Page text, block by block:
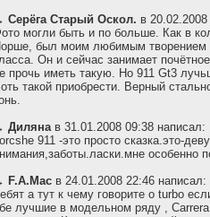
Серёга Старый Оскол. в
могли быть и по больше. Как в
был моим любимым творением
Он и сейчас занимает
прочь иметь такую. Но 911 Gt3
такой приобрести. Верный
Дилянав 31.01.2008 09:38 написал:
911 -это просто сказка.это-
особенно
F.A.Mac в 24.01.2008 22:46 написал:
а тут к чему говорите о turbo
лучшие в модельном ряду ,